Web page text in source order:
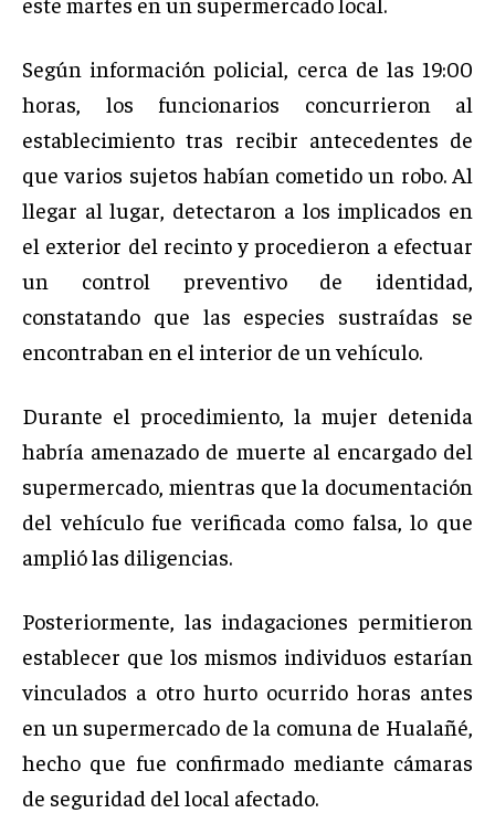
Según información policial, cerca de las 19:00
horas, los funcionarios concurrieron al
establecimiento tras recibir antecedentes de
que varios sujetos habían cometido un robo. Al
llegar al lugar, detectaron a los implicados en
el exterior del recinto y procedieron a efectuar
un control preventivo de identidad,
constatando que las especies sustraídas se
encontraban en el interior de un vehículo.
Durante el procedimiento, la mujer detenida
habría amenazado de muerte al encargado del
supermercado, mientras que la documentación
del vehículo fue verificada como falsa, lo que
amplió las diligencias.
Posteriormente, las indagaciones permitieron
establecer que los mismos individuos estarían
vinculados a otro hurto ocurrido horas antes
en un supermercado de la comuna de Hualañé,
hecho que fue confirmado mediante cámaras
de seguridad del local afectado.